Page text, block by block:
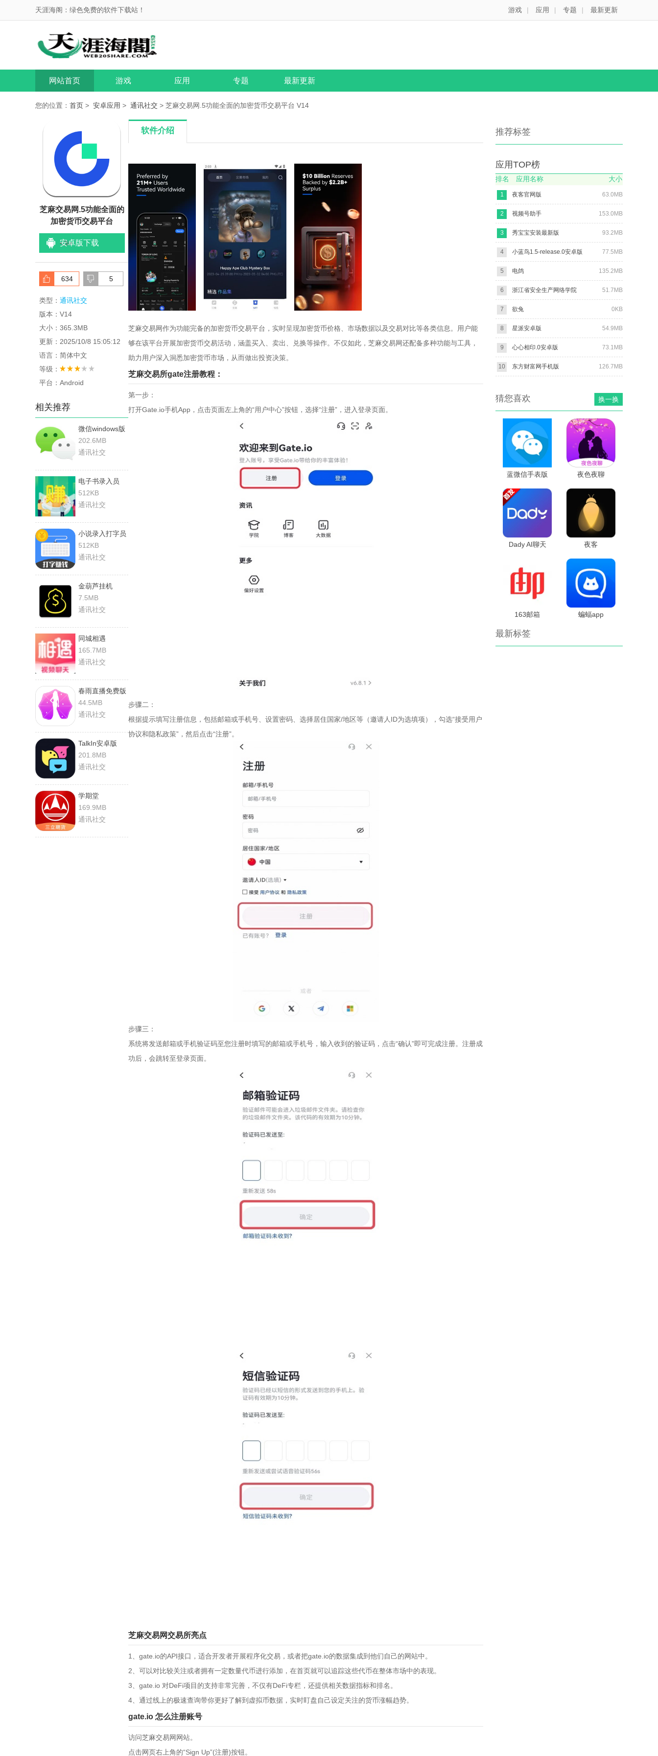
天涯海阁：绿色免费的软件下载站！ 游戏 | 应用 | 专题 | 最新更新
网站首页 游戏 应用 专题 最新更新
您的位置： 首页 > 安卓应用 > 通讯社交 > 芝麻交易网.5功能全面的加密货币交易平台 V14
芝麻交易网.5功能全面的
加密货币交易平台
安卓版下载
</li>
634 5
类型： 通讯社交
版本：V14
大小：365.3MB
更新：2025/10/8 15:05:12
语言：简体中文
等级：
平台：Android
相关推荐
微信windows版
202.6MB
通讯社交
电子书录入员
512KB
通讯社交
小说录入打字员
512KB
通讯社交
金葫芦挂机
7.5MB
通讯社交
同城相遇
165.7MB
通讯社交
春雨直播免费版
44.5MB
通讯社交
TalkIn安卓版
201.8MB
通讯社交
学期堂
169.9MB
通讯社交
软件介绍
芝麻交易网作为功能完备的加密货币交易平台，实时呈现加密货币价格、市场数据以及交易对比等各类信息。用户能
够在该平台开展加密货币交易活动，涵盖买入、卖出、兑换等操作。不仅如此，芝麻交易网还配备多种功能与工具，
助力用户深入洞悉加密货币市场，从而做出投资决策。
芝麻交易所gate注册教程：
第一步：
打开Gate.io手机App，点击页面左上角的“用户中心”按钮，选择“注册”，进入登录页面。
步骤二：
根据提示填写注册信息，包括邮箱或手机号、设置密码、选择居住国家/地区等（邀请人ID为选填项），勾选“接受用户
协议和隐私政策”，然后点击“注册”。
步骤三：
系统将发送邮箱或手机验证码至您注册时填写的邮箱或手机号，输入收到的验证码，点击“确认”即可完成注册。注册成
功后，会跳转至登录页面。
芝麻交易网交易所亮点
1、gate.io的API接口，适合开发者开展程序化交易，或者把gate.io的数据集成到他们自己的网站中。
2、可以对比较关注或者拥有一定数量代币进行添加，在首页就可以追踪这些代币在整体市场中的表现。
3、gate.io 对DeFi项目的支持非常完善，不仅有DeFi专栏，还提供相关数据指标和排名。
4、通过线上的极速查询带你更好了解到虚拟币数据，实时盯盘自己设定关注的货币涨幅趋势。
gate.io 怎么注册账号
访问芝麻交易网网站。
点击网页右上角的“Sign Up”(注册)按钮。
推荐标签
应用TOP榜
排名 应用名称 大小
1 63.0MB
夜客官网版
2 153.0MB
视频号助手
3 93.2MB
秀宝宝安装最新版
4 77.5MB
小蓝鸟1.5-release.0安卓版
5 135.2MB
电鸽
6 51.7MB
浙江省安全生产网络学院
7 0KB
欲兔
8 54.9MB
星派安卓版
9 73.1MB
心心相印.0安卓版
10 126.7MB
东方财富网手机版
换一换
猜您喜欢
蓝微信手表版 夜色夜聊
Dady AI聊天 夜客
163邮箱 蝙蝠app
最新标签